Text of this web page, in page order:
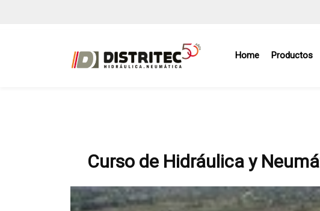
Home Productos
Curso de Hidráulica y